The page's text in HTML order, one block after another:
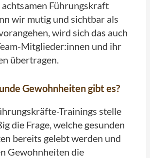
achtsamen Führungskraft
wir mutig und sichtbar als
wird sich das auch
Mitglieder:innen und ihr
übertragen.
Gewohnheiten gibt es?
Trainings stelle
die Frage, welche gesunden
bereits gelebt werden und
Gewohnheiten die